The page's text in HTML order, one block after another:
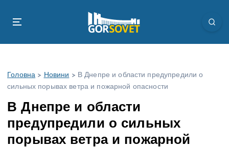
Головна > Новини > В Днепре и области предупредили о
сильных порывах ветра и пожарной опасности
В Днепре и области
предупредили о сильных
порывах ветра и пожарной